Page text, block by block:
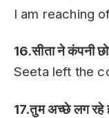
I am reaching
16.सीता ने कंपनी
Seeta left the
17.तुम अच्छे लग रहे